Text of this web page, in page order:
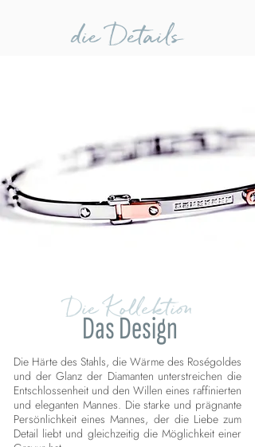
die Details
Die Kollektion
Das Design
Die Härte des Stahls, die Wärme des Roségoldes
und der Glanz der Diamanten unterstreichen die
Entschlossenheit und den Willen eines raffinierten
und eleganten Mannes. Die starke und prägnante
Persönlichkeit eines Mannes, der die Liebe zum
Detail liebt und gleichzeitig die Möglichkeit einer